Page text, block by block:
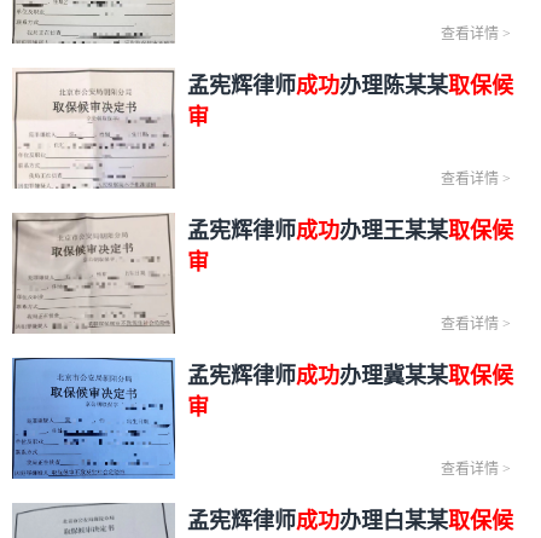
查看详情 >
孟宪辉律师成功办理陈某某取保候
审
查看详情 >
孟宪辉律师成功办理王某某取保候
审
查看详情 >
孟宪辉律师成功办理冀某某取保候
审
查看详情 >
孟宪辉律师成功办理白某某取保候